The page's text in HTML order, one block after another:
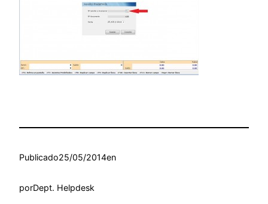
Publicado25/05/2014en
porDept. Helpdesk